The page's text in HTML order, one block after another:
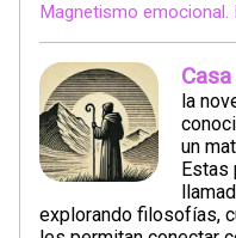
Magnetismo emocional.
la
un
Estas
explorando filosofías,